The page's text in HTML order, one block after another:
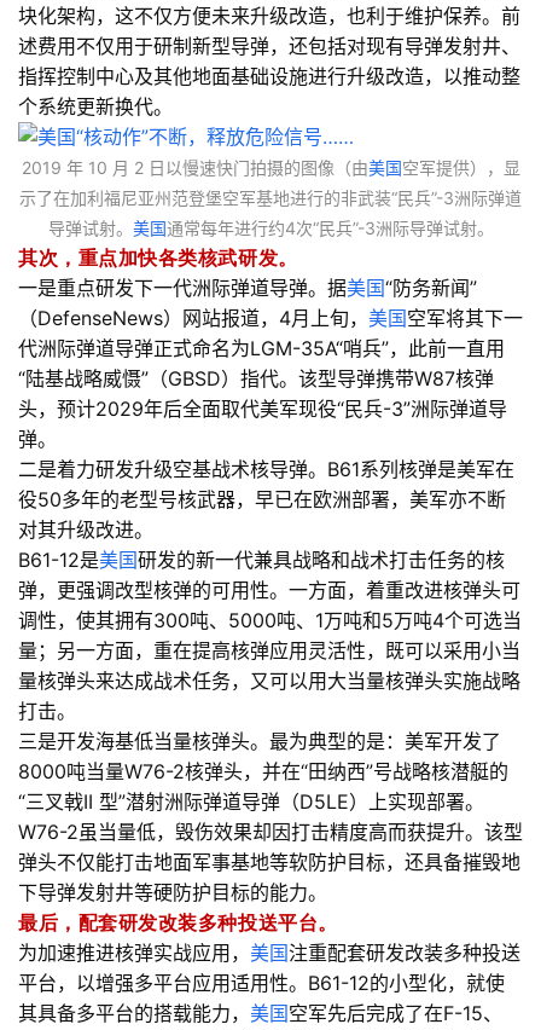
块化架构，这不仅方便未来升级改造，也利于维护保养。前
述费用不仅用于研制新型导弹，还包括对现有导弹发射井、
指挥控制中心及其他地面基础设施进行升级改造，以推动整
个系统更新换代。
2019 年 10 月 2 日以慢速快门拍摄的图像（由美国空军提供），显
示了在加利福尼亚州范登堡空军基地进行的非武装“民兵”-3洲际弹道
导弹试射。 美国通常每年进行约4次“民兵”-3洲际导弹试射。
其次，重点加快各类核武研发。
一是重点研发下一代洲际弹道导弹。据美国“防务新闻”
（DefenseNews）网站报道，4月上旬， 美国空军将其下一
代洲际弹道导弹正式命名为LGM-35A“哨兵”，此前一直用
“陆基战略威慑”（GBSD）指代。该型导弹携带W87核弹
头，预计2029年后全面取代美军现役“民兵-3”洲际弹道导
弹。
二是着力研发升级空基战术核导弹。B61系列核弹是美军在
役50多年的老型号核武器，早已在欧洲部署，美军亦不断
对其升级改进。
B61-12是美国研发的新一代兼具战略和战术打击任务的核
弹，更强调改型核弹的可用性。一方面，着重改进核弹头可
调性，使其拥有300吨、5000吨、1万吨和5万吨4个可选当
量；另一方面，重在提高核弹应用灵活性，既可以采用小当
量核弹头来达成战术任务，又可以用大当量核弹头实施战略
打击。
三是开发海基低当量核弹头。最为典型的是：美军开发了
8000吨当量W76-2核弹头，并在“田纳西”号战略核潜艇的
“三叉戟II 型”潜射洲际弹道导弹（D5LE）上实现部署。
W76-2虽当量低，毁伤效果却因打击精度高而获提升。该型
弹头不仅能打击地面军事基地等软防护目标，还具备摧毁地
下导弹发射井等硬防护目标的能力。
最后，配套研发改装多种投送平台。
为加速推进核弹实战应用， 美国注重配套研发改装多种投送
平台，以增强多平台应用适用性。B61-12的小型化，就使
其具备多平台的搭载能力， 美国空军先后完成了在F-15、